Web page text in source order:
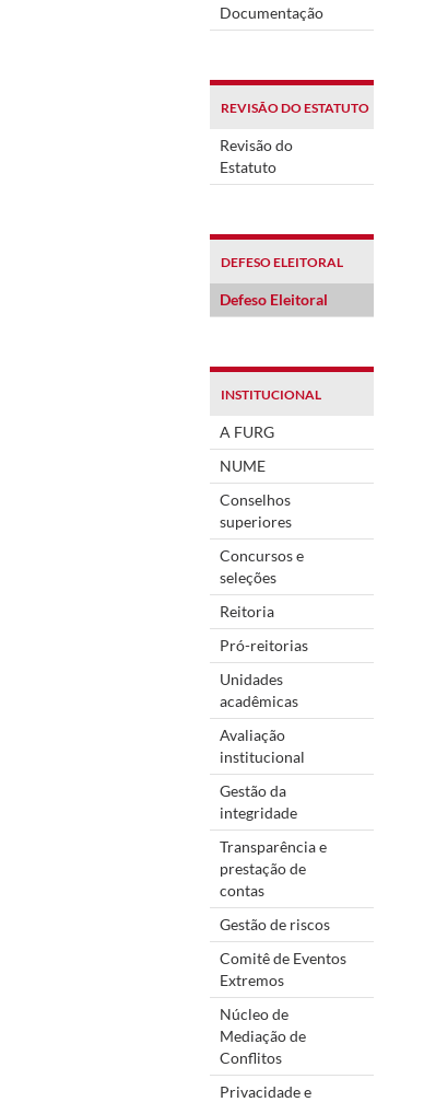
Documentação
REVISÃO DO ESTATUTO
Revisão do
Estatuto
DEFESO ELEITORAL
Defeso Eleitoral
INSTITUCIONAL
A FURG
NUME
Conselhos
superiores
Concursos e
seleções
Reitoria
Pró-reitorias
Unidades
acadêmicas
Avaliação
institucional
Gestão da
integridade
Transparência e
prestação de
contas
Gestão de riscos
Comitê de Eventos
Extremos
Núcleo de
Mediação de
Conflitos
Privacidade e